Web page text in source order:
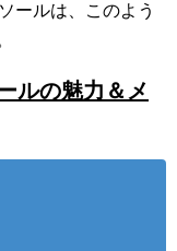
ールは、このよう
ルの魅力＆メ